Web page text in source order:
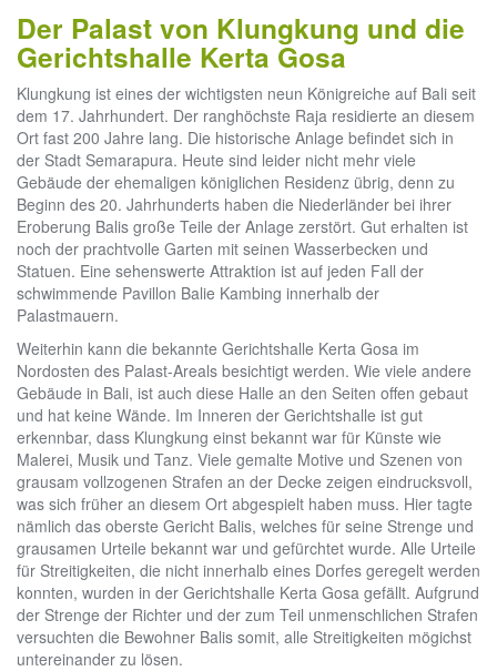
Der Palast von Klungkung und die
Gerichtshalle Kerta Gosa
Klungkung ist eines der wichtigsten neun Königreiche auf Bali seit
dem 17. Jahrhundert. Der ranghöchste Raja residierte an diesem
Ort fast 200 Jahre lang. Die historische Anlage befindet sich in
der Stadt Semarapura. Heute sind leider nicht mehr viele
Gebäude der ehemaligen königlichen Residenz übrig, denn zu
Beginn des 20. Jahrhunderts haben die Niederländer bei ihrer
Eroberung Balis große Teile der Anlage zerstört. Gut erhalten ist
noch der prachtvolle Garten mit seinen Wasserbecken und
Statuen. Eine sehenswerte Attraktion ist auf jeden Fall der
schwimmende Pavillon Balie Kambing innerhalb der
Palastmauern.
Weiterhin kann die bekannte Gerichtshalle Kerta Gosa im
Nordosten des Palast-Areals besichtigt werden. Wie viele andere
Gebäude in Bali, ist auch diese Halle an den Seiten offen gebaut
und hat keine Wände. Im Inneren der Gerichtshalle ist gut
erkennbar, dass Klungkung einst bekannt war für Künste wie
Malerei, Musik und Tanz. Viele gemalte Motive und Szenen von
grausam vollzogenen Strafen an der Decke zeigen eindrucksvoll,
was sich früher an diesem Ort abgespielt haben muss. Hier tagte
nämlich das oberste Gericht Balis, welches für seine Strenge und
grausamen Urteile bekannt war und gefürchtet wurde. Alle Urteile
für Streitigkeiten, die nicht innerhalb eines Dorfes geregelt werden
konnten, wurden in der Gerichtshalle Kerta Gosa gefällt. Aufgrund
der Strenge der Richter und der zum Teil unmenschlichen Strafen
versuchten die Bewohner Balis somit, alle Streitigkeiten mögichst
untereinander zu lösen.